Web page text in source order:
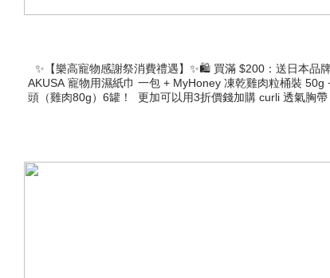
✨【樂高寵物感謝祭消費禮遇】✨🛍 買滿 $200：送日本
AKUSA 寵物用濕紙巾 一包 + MyHoney 凍乾雞肉粒桶裝 50g + Forest無穀物罐頭（雞肉80g）6罐！ 🛍 買滿 $1000：送日本
頭（雞肉80g）6罐！ 更加可以用3折價錢加購 curli 透氣胸
地喇！ 🍗仲有 【港風味 限時品牌獨家優惠】 📅
大家做個參考💖樂高寵物致力為大家帶嚟原裝行貨產品，選